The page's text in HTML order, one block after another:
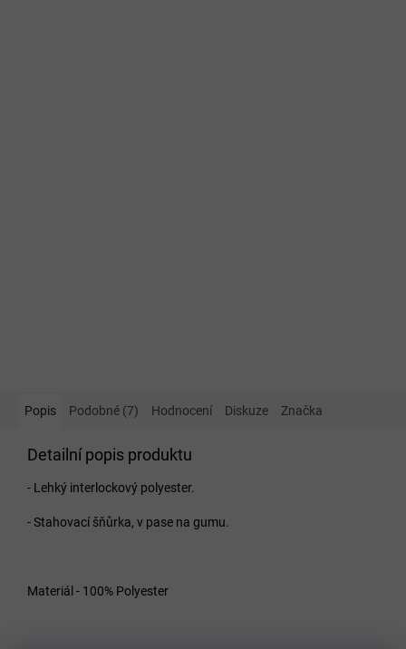
Popis Podobné (7) Hodnocení Diskuze Značka
Detailní popis produktu
- Lehký interlockový polyester.
- Stahovací šňůrka, v pase na gumu.
Materiál - 100% Polyester